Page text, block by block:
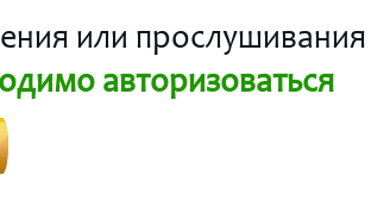
образуются на месте
А под ней жидкий горячий
или прослушивания
авторизоваться